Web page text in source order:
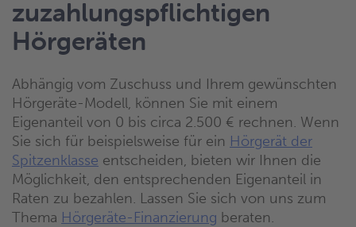
zuzahlungspflichtigen
Hörgeräten
Abhängig vom Zuschuss und Ihrem gewünschten
Hörgeräte-Modell, können Sie mit einem
Eigenanteil von 0 bis circa 2.500 € rechnen. Wenn
Sie sich für beispielsweise für ein Hörgerät der
Spitzenklasse entscheiden, bieten wir Ihnen die
Möglichkeit, den entsprechenden Eigenanteil in
Raten zu bezahlen. Lassen Sie sich von uns zum
Thema Hörgeräte-Finanzierung beraten.